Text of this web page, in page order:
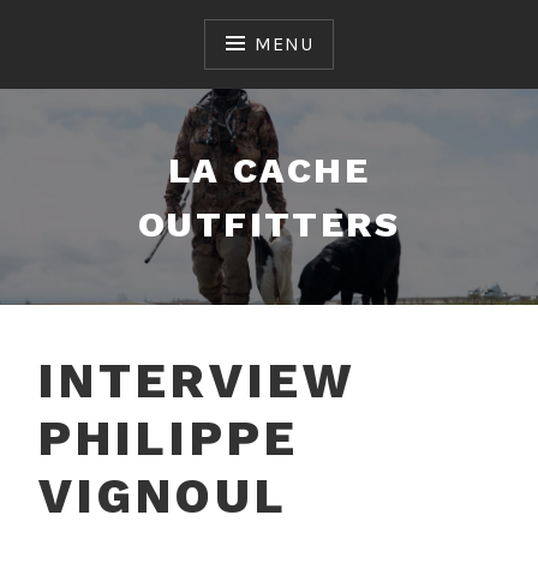
MENU
LA CACHE
OUTFITTERS
INTERVIEW
PHILIPPE
VIGNOUL